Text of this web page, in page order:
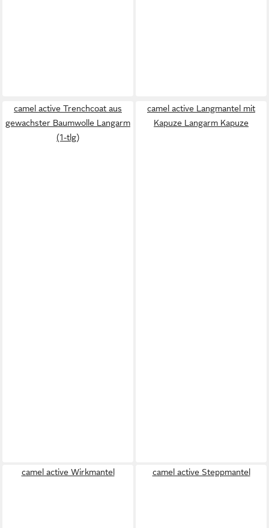
camel active Trenchcoat aus
gewachster Baumwolle Langarm
(1-tlg)
camel active Langmantel mit
Kapuze Langarm Kapuze
camel active Wirkmantel camel active Steppmantel